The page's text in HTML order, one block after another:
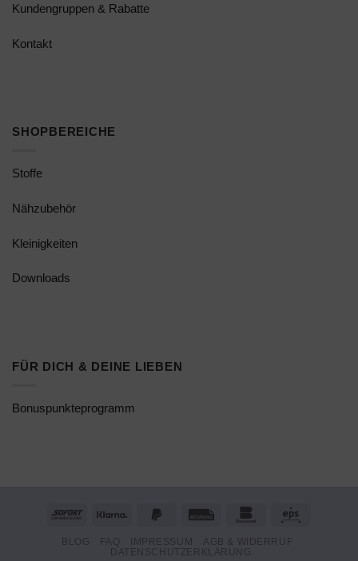
Kundengruppen & Rabatte
Kontakt
SHOPBEREICHE
Stoffe
Nähzubehör
Kleinigkeiten
Downloads
FÜR DICH & DEINE LIEBEN
Bonuspunkteprogramm
Sofort Klarna
PayPal
Rechung Bankomat
BLOG FAQ IMPRESSUM
AGB & WIDERRUF
DATENSCHUTZERKLÄRUNG